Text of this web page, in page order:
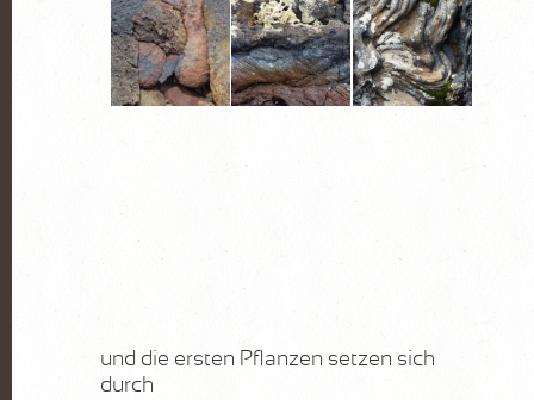
und die ersten Pflanzen setzen sich
durch